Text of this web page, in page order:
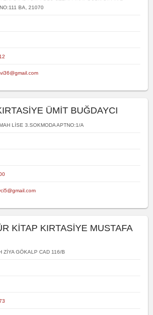
BA, 21070
ÜMİT BUĞDAYCI
LİSE 3.SOKMODA APTNO:1/A
KİTAP KIRTASİYE MUSTAFA
ZİYA GÖKALP CAD 116/B